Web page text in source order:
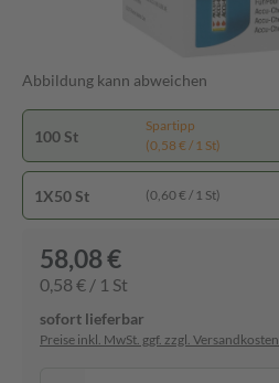
Abbildung kann abweichen
100 St
Spartipp
(0,58 € / 1 St)
1X50 St (0,60 € / 1 St)
58,08 €
0,58 € / 1 St
sofort lieferbar
Preise inkl. MwSt. ggf. zzgl. Versandkosten